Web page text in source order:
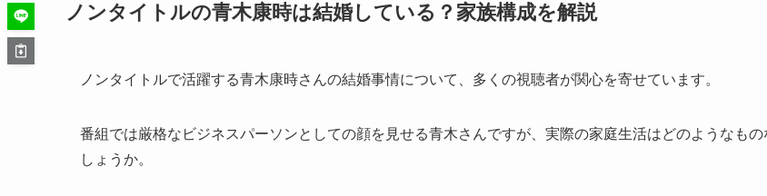
ノンタイトルの青木康時は結婚している？家族構成を解説
ノンタイトルで活躍する青木康時さんの結婚事情について、多くの視聴者が関心を寄せています。
番組では厳格なビジネスパーソンとしての顔を見せる青木さんですが、実際の家庭生活はどのようなもの
しょうか。